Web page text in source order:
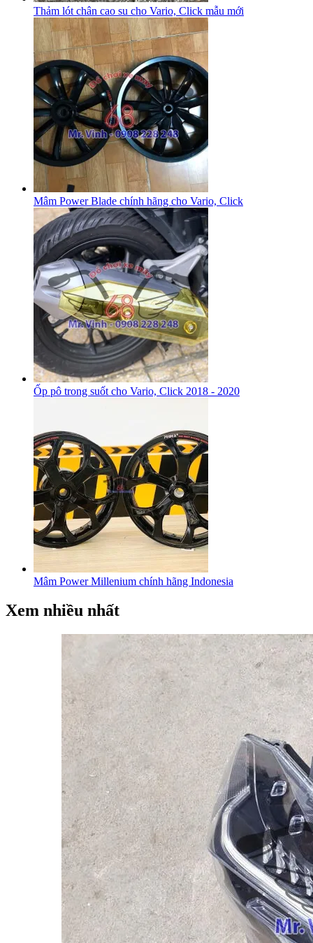
Thảm lót chân cao su cho Vario, Click mẫu mới
Mâm Power Blade chính hãng cho Vario, Click
Ốp pô trong suốt cho Vario, Click 2018 - 2020
Mâm Power Millenium chính hãng Indonesia
Xem nhiều nhất